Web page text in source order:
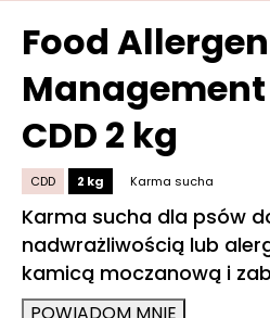
Food Allergen
Management
CDD 2 kg
CDD 2 kg Karma sucha
Karma sucha dla psów
nadwrażliwością lub
kamicą moczanową i